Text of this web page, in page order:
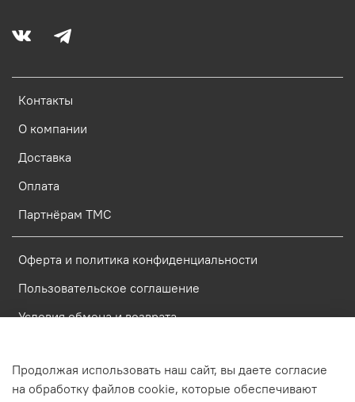
Контакты
О компании
Доставка
Оплата
Партнёрам ТМС
Оферта и политика конфиденциальности
Пользовательское соглашение
Условия обмена и возврата
Интернет-магазин создан на inSales
Продолжая использовать наш сайт, вы даете согласие
на обработку файлов cookie, которые обеспечивают